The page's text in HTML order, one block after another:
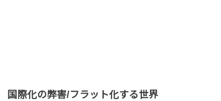
国際化の弊害/フラット化する世界